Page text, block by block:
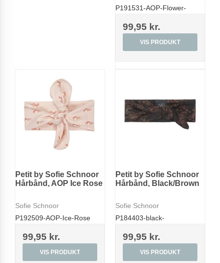
P191531-AOP-Flower-
99,95 kr.
VIS PRODUKT
Petit by Sofie Schnoor
Hårbånd, AOP Ice Rose
Sofie Schnoor
P192509-AOP-Ice-Rose
99,95 kr.
VIS PRODUKT
Petit by Sofie Schnoor
Hårbånd, Black/Brown
Sofie Schnoor
P184403-black-
99,95 kr.
VIS PRODUKT